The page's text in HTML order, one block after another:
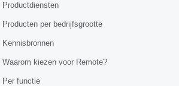
Productdiensten
Producten per bedrijfsgrootte
Kennisbronnen
Waarom kiezen voor Remote?
Per functie